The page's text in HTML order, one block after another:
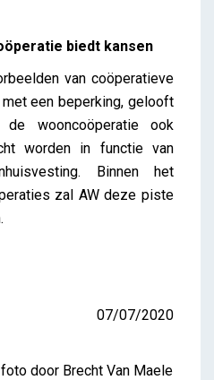
biedt kansen
van coöperatieve
een beperking, gelooft
de wooncoöperatie ook
worden in functie van
Binnen het
zal AW deze piste
07/07/2020
door Brecht Van Maele